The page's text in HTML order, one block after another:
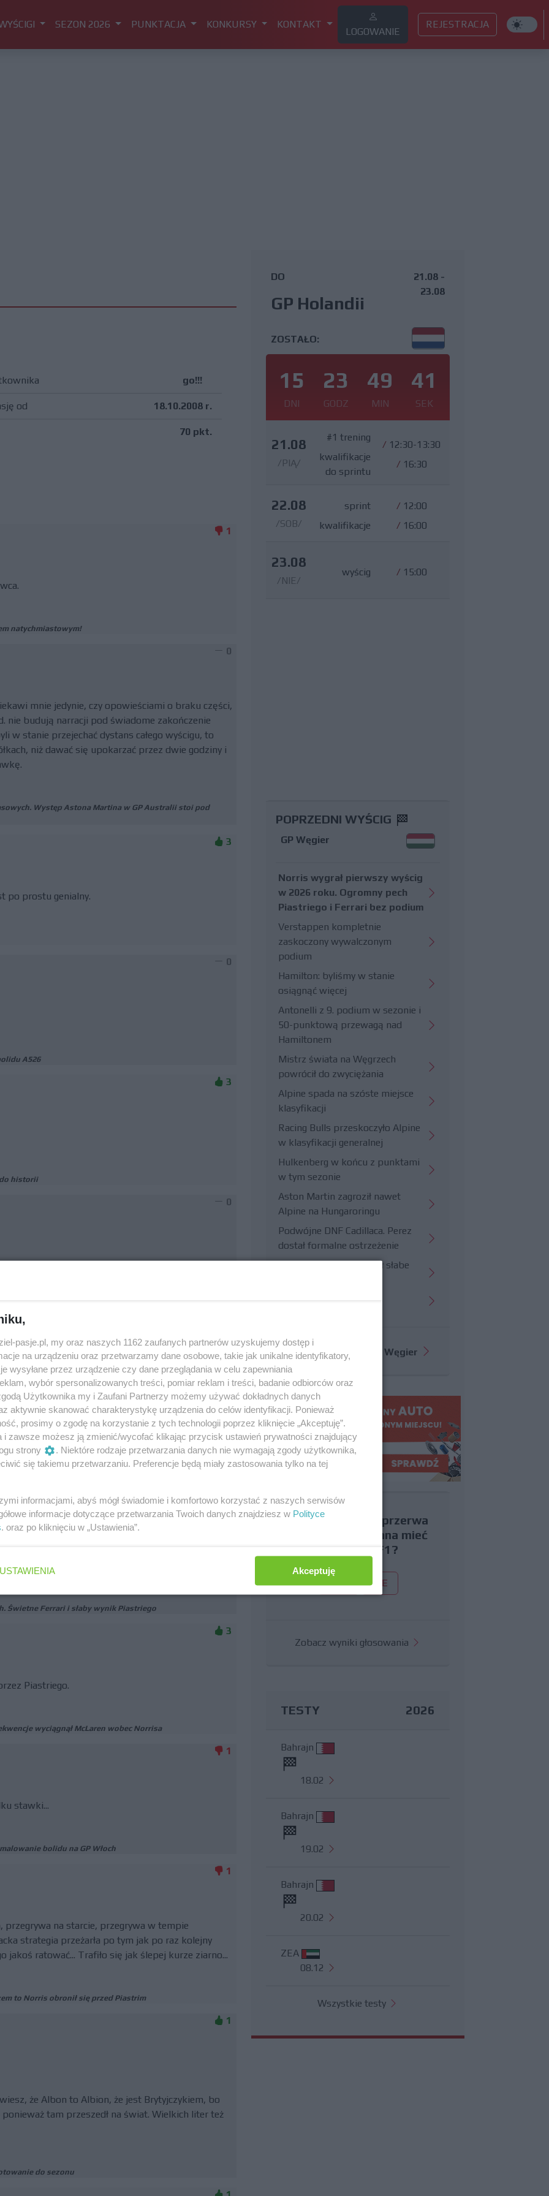
SEZON 2026 PUNKTACJA KONKURSY KONTAKT
LOGOWANIE
REJESTRACJA
go!!!
od 18.10.2008 r.
70 pkt.
1
natychmiastowym!
0
mnie jedynie, czy opowieściami o braku części,
budują narracji pod świadome zakończenie
w stanie przejechać dystans całego wyścigu, to
niż dawać się upokarzać przez dwie godziny i
Występ Astona Martina w GP Australii stoi pod
3
po prostu genialny.
0
A526
3
historii
0
inni to zrobią i ich obrażać. Nie wiem kto wyszedł
Świetne Ferrari i słaby wynik Piastriego
0
lub gdy straci na niego nawet matematyczne szanse,
Świetne Ferrari i słaby wynik Piastriego
7
kierowców, kiedy jednym z nich jest Brytyjczyk.
Świetne Ferrari i słaby wynik Piastriego
3
Piastriego.
wyciągnął McLaren wobec Norrisa
1
stawki...
bolidu na GP Włoch
1
na starcie, przegrywa w tempie
strategia przeżarła po tym jak po raz kolejny
jakoś ratować... Trafiło się jak ślepej kurze ziarno...
to Norris obronił się przed Piastrim
1
że Albon to Albion, że jest Brytyjczykiem, bo
tam przeszedł na świat. Wielkich liter też
do sezonu
DO
GP Holandii
21.08 -
23.08
ZOSTAŁO:
15
DNI
23
GODZ
49
MIN
40
SEK
21.08
/PIĄ/
#1 trening
kwalifikacje
do sprintu
/ 12:30-13:30
/ 16:30
22.08
/SOB/
sprint
kwalifikacje
/ 12:00
/ 16:00
23.08
/NIE/
wyścig / 15:00
POPRZEDNI WYŚCIG
GP Węgier
Norris wygrał pierwszy wyścig
w 2026 roku. Ogromny pech
Piastriego i Ferrari bez podium
Verstappen kompletnie
zaskoczony wywalczonym
podium
Hamilton: byliśmy w stanie
osiągnąć więcej
Antonelli z 9. podium w sezonie i
50-punktową przewagą nad
Hamiltonem
Mistrz świata na Węgrzech
powrócił do zwyciężania
Alpine spada na szóste miejsce
klasyfikacji
Racing Bulls przeskoczyło Alpine
w klasyfikacji generalnej
Hulkenberg w końcu z punktami
w tym sezonie
Aston Martin zagroził nawet
Alpine na Hungaroringu
Podwójne DNF Cadillaca. Perez
dostał formalne ostrzeżenie
Hungaroring potwierdził słabe
Więcej informacji o GP Węgier
Czy uważasz, że przerwa
wakacyjna powinna mieć
miejsce w F1?
TAK NIE
Zobacz wyniki głosowania
TESTY 2026
Bahrajn
18.02
Bahrajn
19.02
Bahrajn
20.02
ZEA
08.12
Wszystkie testy
pasje.pl, my oraz naszych 1162 zaufanych partnerów uzyskujemy dostęp i
na urządzeniu oraz przetwarzamy dane osobowe, takie jak unikalne identyfikatory,
wysyłane przez urządzenie czy dane przeglądania w celu zapewniania
wybór spersonalizowanych treści, pomiar reklam i treści, badanie odbiorców oraz
Użytkownika my i Zaufani Partnerzy możemy używać dokładnych danych
aktywnie skanować charakterystykę urządzenia do celów identyfikacji. Ponieważ
prosimy o zgodę na korzystanie z tych technologii poprzez kliknięcie „Akceptuję”.
i zawsze możesz ją zmienić/wycofać klikając przycisk ustawień prywatności znajdujący
strony
. Niektóre rodzaje przetwarzania danych nie wymagają zgody użytkownika,
się takiemu przetwarzaniu. Preferencje będą miały zastosowania tylko na tej
informacjami, abyś mógł świadomie i komfortowo korzystać z naszych serwisów
informacje dotyczące przetwarzania Twoich danych znajdziesz w Polityce
. oraz po kliknięciu w „Ustawienia”.
USTAWIENIA Akceptuję